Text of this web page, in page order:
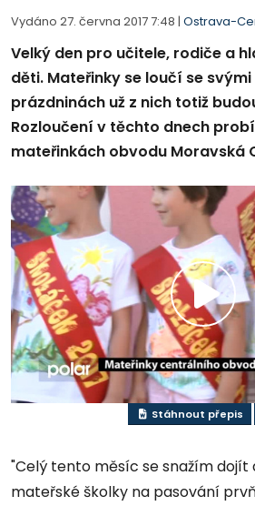
Vydáno 27. června 2017 7:48 | Ostrava-
Velký den pro učitele, rodiče a
děti. Mateřinky se loučí se
prázdninách už z nich totiž
Rozloučení v těchto dnech
mateřinkách obvodu Moravská
Stáhnout přepis
"Celý tento měsíc se snažím dojít
mateřské školky na pasování